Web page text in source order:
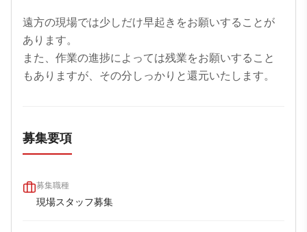
遠方の現場では少しだけ早起きをお願いすることが
あります。
また、作業の進捗によっては残業をお願いすること
もありますが、その分しっかりと還元いたします。
募集要項
募集職種
現場スタッフ募集